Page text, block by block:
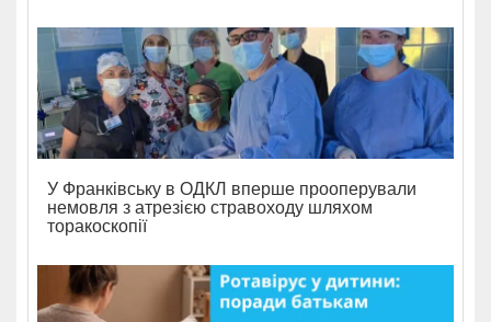
У Франківську в ОДКЛ вперше прооперували
немовля з атрезією стравоходу шляхом
торакоскопії